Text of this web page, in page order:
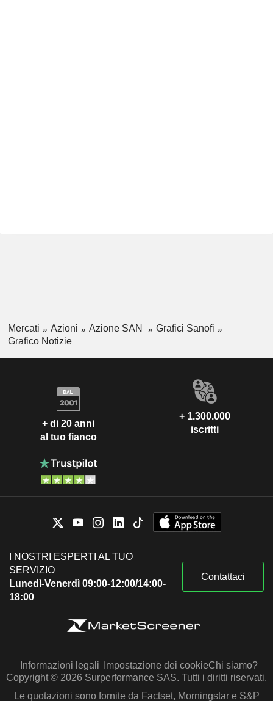
Mercati Azioni Azione SAN
Grafici Sanofi
Grafico Notizie
+ di 20 anni
al tuo fianco
+ 1.300.000
iscritti
I NOSTRI ESPERTI AL TUO
SERVIZIO
Lunedì-Venerdì 09:00-12:00/14:00-
18:00
Contattaci
Informazioni legali Impostazione dei cookieChi siamo?
Copyright © 2026 Surperformance SAS. Tutti i diritti riservati.
Le quotazioni sono fornite da Factset, Morningstar e S&P